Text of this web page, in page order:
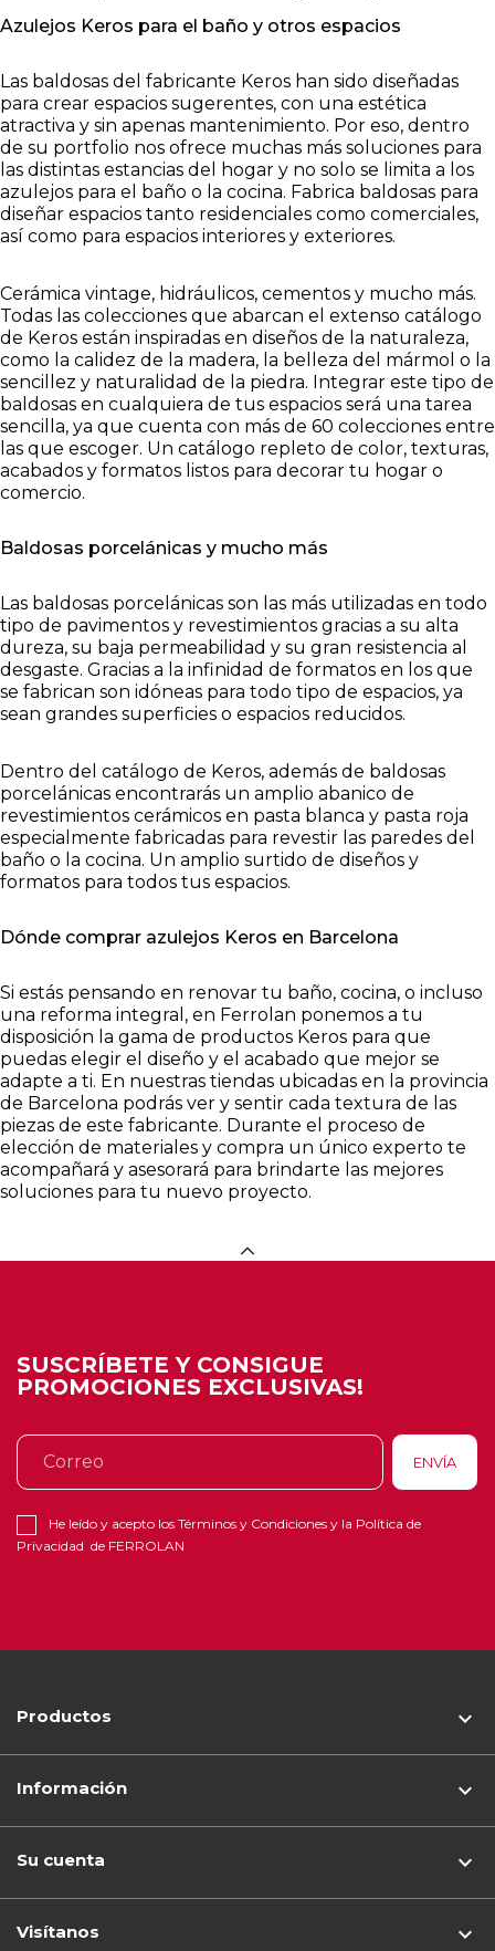
Azulejos Keros para el baño y otros espacios
Las baldosas del fabricante Keros han sido diseñadas
para crear espacios sugerentes, con una estética
atractiva y sin apenas mantenimiento. Por eso, dentro
de su portfolio nos ofrece muchas más soluciones para
las distintas estancias del hogar y no solo se limita a los
azulejos para el baño o la cocina. Fabrica baldosas para
diseñar espacios tanto residenciales como comerciales,
así como para espacios interiores y exteriores.
Cerámica vintage, hidráulicos, cementos y mucho más.
Todas las colecciones que abarcan el extenso catálogo
de Keros están inspiradas en diseños de la naturaleza,
como la calidez de la madera, la belleza del mármol o la
sencillez y naturalidad de la piedra. Integrar este tipo de
baldosas en cualquiera de tus espacios será una tarea
sencilla, ya que cuenta con más de 60 colecciones entre
las que escoger. Un catálogo repleto de color, texturas,
acabados y formatos listos para decorar tu hogar o
comercio.
Baldosas porcelánicas y mucho más
Las baldosas porcelánicas son las más utilizadas en todo
tipo de pavimentos y revestimientos gracias a su alta
dureza, su baja permeabilidad y su gran resistencia al
desgaste. Gracias a la infinidad de formatos en los que
se fabrican son idóneas para todo tipo de espacios, ya
sean grandes superficies o espacios reducidos.
Dentro del catálogo de Keros, además de baldosas
porcelánicas encontrarás un amplio abanico de
revestimientos cerámicos en pasta blanca y pasta roja
especialmente fabricadas para revestir las paredes del
baño o la cocina. Un amplio surtido de diseños y
formatos para todos tus espacios.
Dónde comprar azulejos Keros en Barcelona
Si estás pensando en renovar tu baño, cocina, o incluso
una reforma integral, en Ferrolan ponemos a tu
disposición la gama de productos Keros para que
puedas elegir el diseño y el acabado que mejor se
adapte a ti. En nuestras tiendas ubicadas en la provincia
de Barcelona podrás ver y sentir cada textura de las
piezas de este fabricante. Durante el proceso de
elección de materiales y compra un único experto te
acompañará y asesorará para brindarte las mejores
soluciones para tu nuevo proyecto.
SUSCRÍBETE Y CONSIGUE
PROMOCIONES EXCLUSIVAS!
He leído y acepto los Términos y Condiciones y la Política de
Privacidad de FERROLAN
Productos 
Información 
Su cuenta 
Visítanos keyboard_arrow_down